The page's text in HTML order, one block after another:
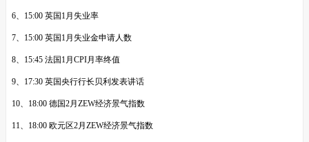
6、15:00 英国1月失业率
7、15:00 英国1月失业金申请人数
8、15:45 法国1月CPI月率终值
9、17:30 英国央行行长贝利发表讲话
10、18:00 德国2月ZEW经济景气指数
11、18:00 欧元区2月ZEW经济景气指数